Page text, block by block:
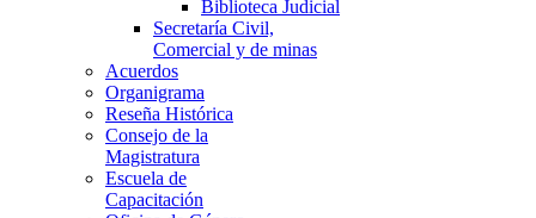
Biblioteca Judicial
Secretaría Civil,
Comercial y de minas
Acuerdos
Organigrama
Reseña Histórica
Consejo de la
Magistratura
Escuela de
Capacitación